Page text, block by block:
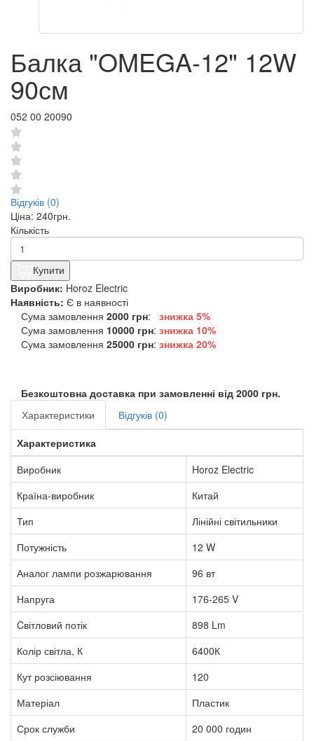
Балка "OMEGA-12" 12W
90см
052 00 20090
Відгуків (0)
Ціна: 240грн.
Кількість
Купити
Виробник: Horoz Electric
Наявність: Є в наявності
Сума замовлення 2000 грн:
знижка 5%
Сума замовлення 10000 грн: знижка 10%
Сума замовлення 25000 грн: знижка 20%
Безкоштовна доставка при замовленні від 2000 грн.
Характеристики
Відгуків (0)
Характеристика
Виробник
Horoz Electric
Країна-виробник
Китай
Тип
Лінійні світильники
Потужність
12 W
Аналог лампи розжарювання
96 вт
Напруга
176-265 V
Cвітловий потік
898 Lm
Колір світла, К
6400К
Кут розсіювання
120
Матеріал
Пластик
Срок служби
20 000 годин